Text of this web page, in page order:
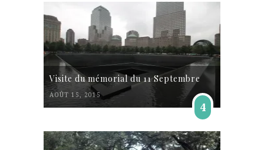
Visite du mémorial du 11 Septembre
AOÛT 15, 2015
4